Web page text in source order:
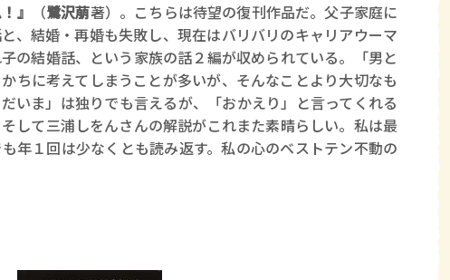
』 （鷺沢萠著）。こちらは待望の復刊作品だ。父子家庭に
、結婚・再婚も失敗し、現在はバリバリのキャリアウーマ
の結婚話、という家族の話２編が収められている。「男と
ちに考えてしまうことが多いが、そんなことより大切なも
いま」は独りでも言えるが、「おかえり」と言ってくれる
して三浦しをんさんの解説がこれまた素晴らしい。私は最
年１回は少なくとも読み返す。私の心のベストテン不動の